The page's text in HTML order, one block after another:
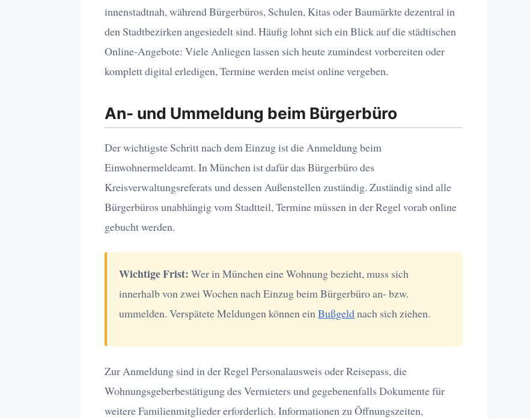
innenstadtnah, während Bürgerbüros, Schulen, Kitas oder Baumärkte dezentral in
den Stadtbezirken angesiedelt sind. Häufig lohnt sich ein Blick auf die städtischen
Online-Angebote: Viele Anliegen lassen sich heute zumindest vorbereiten oder
komplett digital erledigen, Termine werden meist online vergeben.
An- und Ummeldung beim Bürgerbüro
Der wichtigste Schritt nach dem Einzug ist die Anmeldung beim
Einwohnermeldeamt. In München ist dafür das Bürgerbüro des
Kreisverwaltungsreferats und dessen Außenstellen zuständig. Zuständig sind alle
Bürgerbüros unabhängig vom Stadtteil, Termine müssen in der Regel vorab online
gebucht werden.
Wichtige Frist: Wer in München eine Wohnung bezieht, muss sich
innerhalb von zwei Wochen nach Einzug beim Bürgerbüro an- bzw.
ummelden. Verspätete Meldungen können einBußgeldnach sich ziehen.
Zur Anmeldung sind in der Regel Personalausweis oder Reisepass, die
Wohnungsgeberbestätigung des Vermieters und gegebenenfalls Dokumente für
weitere Familienmitglieder erforderlich. Informationen zu Öffnungszeiten,